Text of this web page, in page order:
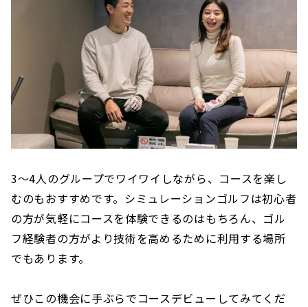
3〜4人のグループでワイワイしながら、コースを楽し
むのもおすすめです。シミュレーションゴルフは初心者
の方が気軽にコースを体験できるのはもちろん、ゴル
フ経験者の方がより技術を高めるために利用する場所
でもあります。
ぜひこの機会に手ぶらでコースデビューしてみてくだ